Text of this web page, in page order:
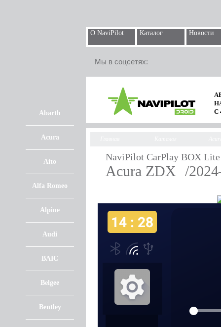
О NaviPilot Каталог Новости
Мы в соцсетях:
Abarth
Acura
Aito
Alfa Romeo
Alpine
Audi
BAIC
Belgee
Bentley
С
NaviPilot CarPlay BOX Lite
Acura ZDX /